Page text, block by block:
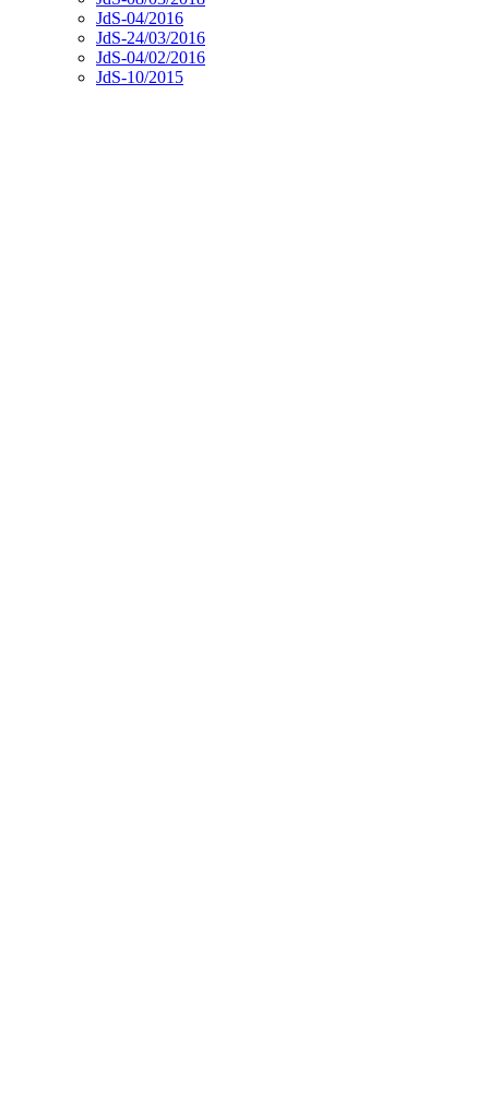
JdS-04/2016
JdS-24/03/2016
JdS-04/02/2016
JdS-10/2015